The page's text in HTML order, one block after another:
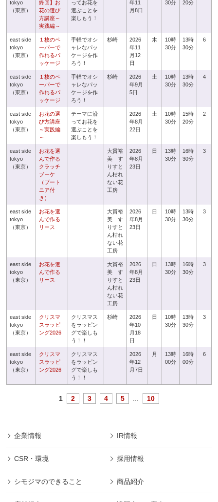
tokyo
（東京）
終回】お
花の選び
方講座～
実践編～
ってお花を
選ぶことを
楽しもう！
年11
月8日
30分
20分
east side
tokyo
（東京）
１枚のペ
ーパーで
作れるパ
ッケージ
手軽でオシ
ャレなパッ
ケージを作
ろう！
杉崎
2026
年11
月12
日
木
10時
30分
13時
30分
6
east side
tokyo
（東京）
１枚のペ
ーパーで
作れるパ
ッケージ
手軽でオシ
ャレなパッ
ケージを作
ろう！
杉崎
2026
年9月
5日
土
10時
30分
13時
30分
4
east side
tokyo
（東京）
お花の選
び方講座
～実践編
～
テーマに沿
ってお花を
選ぶことを
楽しもう！
2026
年8月
22日
土
10時
30分
15時
20分
2
east side
tokyo
（東京）
お花を選
んで作る
クラッチ
ブーケ
（ブート
ニア付
き）
大貫裕
美 す
りすと
ん枯れ
ない花
工房
2026
年8月
23日
日
13時
30分
16時
30分
3
east side
tokyo
（東京）
お花を選
んで作る
リース
大貫裕
美 す
りすと
ん枯れ
ない花
工房
2026
年8月
23日
日
10時
30分
13時
30分
3
east side
tokyo
（東京）
お花を選
んで作る
リース
大貫裕
美 す
りすと
ん枯れ
ない花
工房
2026
年8月
23日
日
13時
30分
16時
30分
3
east side
tokyo
（東京）
クリスマ
スラッピ
ング2026
クリスマス
をラッピン
グで楽しも
う！！
杉崎
2026
年10
月18
日
日
10時
30分
13時
30分
3
east side
tokyo
（東京）
クリスマ
スラッピ
ング2026
クリスマス
をラッピン
グで楽しも
う！！
2026
年12
月7日
月
13時
00分
16時
00分
6
1 2 3 4 5 10
企業情報 IR情報
CSR・環境 採用情報
シモジマのできること 商品紹介